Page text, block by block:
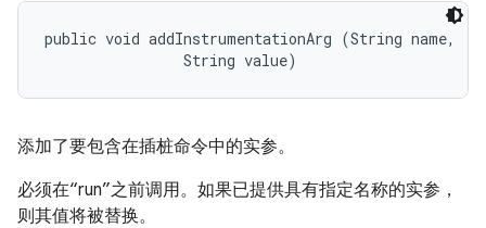
public void addInstrumentationArg (String name,
                String value)
添加了要包含在插桩命令中的实参。
必须在“run”之前调用。如果已提供具有指定名称的实参，
则其值将被替换。